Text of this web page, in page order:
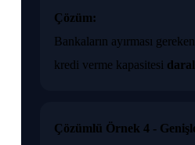
Çözüm:
Bankaların ayırması
kredi verme kapasitesi
Çözümlü Örnek 4 -